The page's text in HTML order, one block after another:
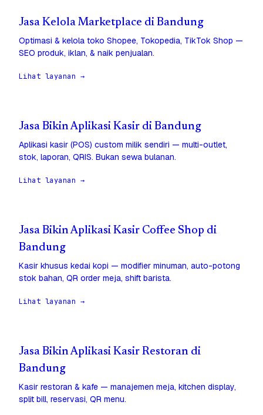
Jasa Kelola Marketplace di Bandung
Optimasi & kelola toko Shopee, Tokopedia, TikTok Shop —
SEO produk, iklan, & naik penjualan.
Lihat layanan →
Jasa Bikin Aplikasi Kasir di Bandung
Aplikasi kasir (POS) custom milik sendiri — multi-outlet,
stok, laporan, QRIS. Bukan sewa bulanan.
Lihat layanan →
Jasa Bikin Aplikasi Kasir Coffee Shop di
Bandung
Kasir khusus kedai kopi — modifier minuman, auto-potong
stok bahan, QR order meja, shift barista.
Lihat layanan →
Jasa Bikin Aplikasi Kasir Restoran di
Bandung
Kasir restoran & kafe — manajemen meja, kitchen display,
split bill, reservasi, QR menu.